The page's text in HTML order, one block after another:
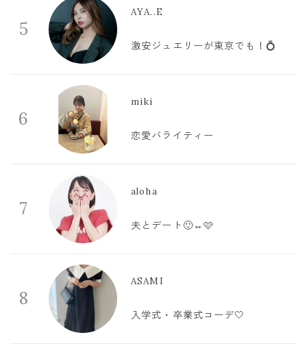
5
AYA..E
激安ジュエリーが東京でも！💍
6
miki
恋愛バライティー
7
aloha
夫とデート🙂‍↔️🩷
8
ASAMI
入学式・卒業式コーデ🤍